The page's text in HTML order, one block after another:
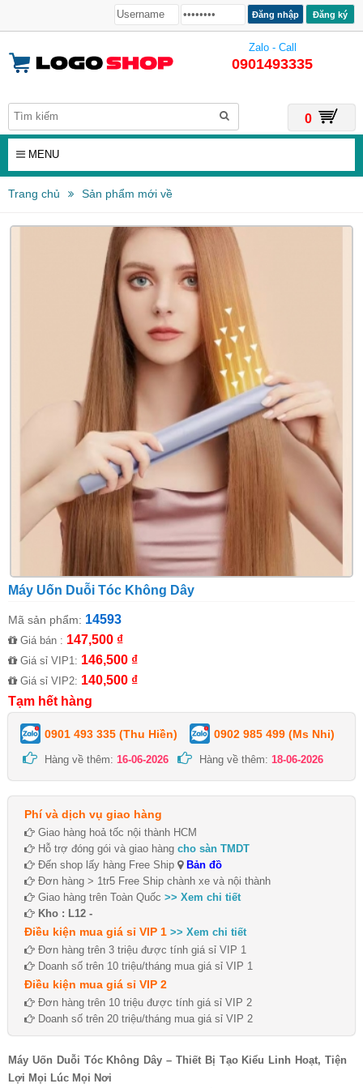
Đăng ký
Zalo - Call
0901493335
0
MENU
Trang chủ Sản phẩm mới về
Máy Uốn Duỗi Tóc Không Dây
Mã sản phẩm: 14593
Giá bán : 147,500 ₫
Giá sỉ VIP1: 146,500 ₫
Giá sỉ VIP2: 140,500 ₫
Tạm hết hàng
0901 493 335 (Thu Hiền) 0902 985 499 (Ms Nhi)
Hàng về thêm: 16-06-2026 Hàng về thêm: 18-06-2026
Phí và dịch vụ giao hàng
Giao hàng hoả tốc nội thành HCM
Hỗ trợ đóng gói và giao hàng cho sàn TMDT
Đến shop lấy hàng Free Ship
Bản đồ
Đơn hàng > 1tr5 Free Ship chành xe và nội thành
Giao hàng trên Toàn Quốc >> Xem chi tiết
Kho : L12 -
Điều kiện mua giá sỉ VIP 1 >> Xem chi tiết
Đơn hàng trên 3 triệu được tính giá sỉ VIP 1
Doanh số trên 10 triệu/tháng mua giá sỉ VIP 1
Điều kiện mua giá sỉ VIP 2
Đơn hàng trên 10 triệu được tính giá sỉ VIP 2
Doanh số trên 20 triệu/tháng mua giá sỉ VIP 2
Máy Uốn Duỗi Tóc Không Dây – Thiết Bị Tạo Kiểu Linh Hoạt, Tiện
Lợi Mọi Lúc Mọi Nơi